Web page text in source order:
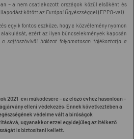
– a nem csatlakozott országok közül elsőként és
kötött az Európai Ügyészséggel (EPPO-val).
egyik fontos eszköze, hogy a közvélemény nyomon
ezért az ilyen bűncselekmények kapcsán
a sajtószóvivői hálózat folyamatosan tájékoztatja a
2021. évi működésére – az előző évhez hasonlóan –
elleni védekezés. Ennek következtében a
védelme vált a bíróságok
ugyanakkor ezzel egyidejűleg az ítélkező
is biztosítani kellett.